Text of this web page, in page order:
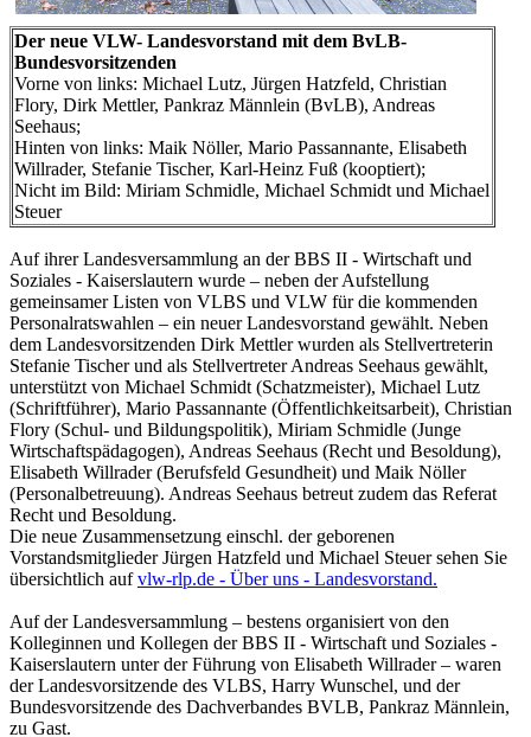
Der neue VLW- Landesvorstand mit dem BvLB-
Bundesvorsitzenden
Vorne von links: Michael Lutz, Jürgen Hatzfeld, Christian
Flory, Dirk Mettler, Pankraz Männlein (BvLB), Andreas
Seehaus;
Hinten von links: Maik Nöller, Mario Passannante, Elisabeth
Willrader, Stefanie Tischer, Karl-Heinz Fuß (kooptiert);
Nicht im Bild: Miriam Schmidle, Michael Schmidt und Michael
Steuer
Auf ihrer Landesversammlung an der BBS II - Wirtschaft und
Soziales - Kaiserslautern wurde – neben der Aufstellung
gemeinsamer Listen von VLBS und VLW für die kommenden
Personalratswahlen – ein neuer Landesvorstand gewählt. Neben
dem Landesvorsitzenden Dirk Mettler wurden als Stellvertreterin
Stefanie Tischer und als Stellvertreter Andreas Seehaus gewählt,
unterstützt von Michael Schmidt (Schatzmeister), Michael Lutz
(Schriftführer), Mario Passannante (Öffentlichkeitsarbeit), Christian
Flory (Schul- und Bildungspolitik), Miriam Schmidle (Junge
Wirtschaftspädagogen), Andreas Seehaus (Recht und Besoldung),
Elisabeth Willrader (Berufsfeld Gesundheit) und Maik Nöller
(Personalbetreuung). Andreas Seehaus betreut zudem das Referat
Recht und Besoldung.
Die neue Zusammensetzung einschl. der geborenen
Vorstandsmitglieder Jürgen Hatzfeld und Michael Steuer sehen Sie
übersichtlich aufvlw-rlp.de - Über uns - Landesvorstand.
Auf der Landesversammlung – bestens organisiert von den
Kolleginnen und Kollegen der BBS II - Wirtschaft und Soziales -
Kaiserslautern unter der Führung von Elisabeth Willrader – waren
der Landesvorsitzende des VLBS, Harry Wunschel, und der
Bundesvorsitzende des Dachverbandes BVLB, Pankraz Männlein,
zu Gast.